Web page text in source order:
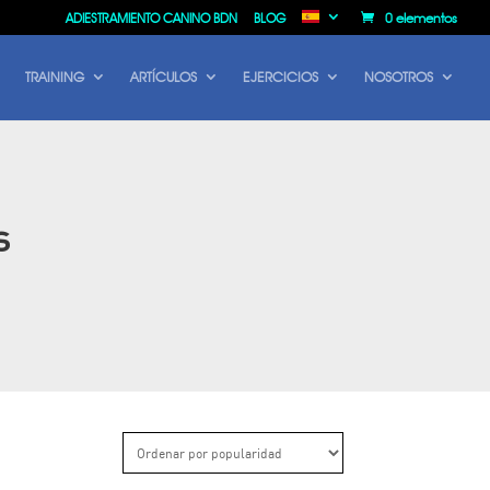
ADIESTRAMIENTO CANINO BDN BLOG 0 elementos
TRAINING ARTÍCULOS EJERCICIOS NOSOTROS